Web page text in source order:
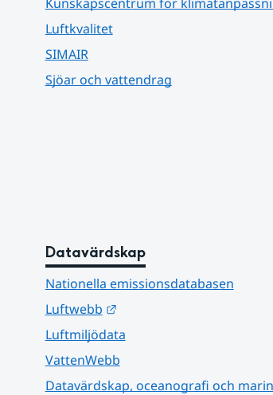
Luftkvalitet
SIMAIR
Sjöar och vattendrag
Datavärdskap
Nationella emissionsdatabasen
Luftwebb
Länk till annan webbplats.
Luftmiljödata
VattenWebb
Datavärdskap, oceanografi och